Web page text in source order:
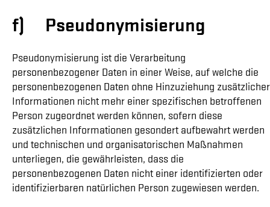
f) Pseudonymisierung
Pseudonymisierung ist die Verarbeitung
personenbezogener Daten in einer Weise, auf welche die
personenbezogenen Daten ohne Hinzuziehung zusätzlicher
Informationen nicht mehr einer spezifischen betroffenen
Person zugeordnet werden können, sofern diese
zusätzlichen Informationen gesondert aufbewahrt werden
und technischen und organisatorischen Maßnahmen
unterliegen, die gewährleisten, dass die
personenbezogenen Daten nicht einer identifizierten oder
identifizierbaren natürlichen Person zugewiesen werden.